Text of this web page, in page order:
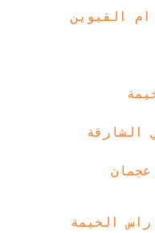
القيوين
الشارقة
الخيمة